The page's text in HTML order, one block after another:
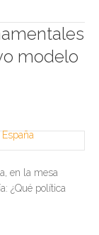
modelo
en la mesa
¿Qué política